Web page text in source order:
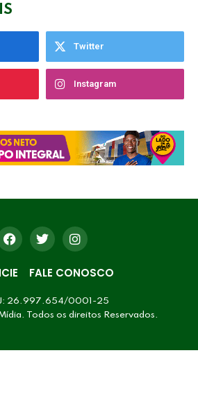
Twitter
Instagram
FALE CONOSCO
26.997.654/0001-25
Todos os direitos Reservados.